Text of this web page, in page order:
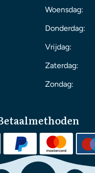
Woensdag:
Donderdag:
Vrijdag:
Zaterdag:
Zondag: